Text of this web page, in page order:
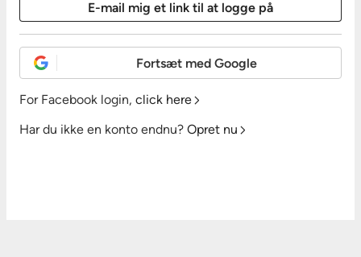
Fortsæt med Google
For Facebook login, click here
Har du ikke en konto endnu? Opret nu